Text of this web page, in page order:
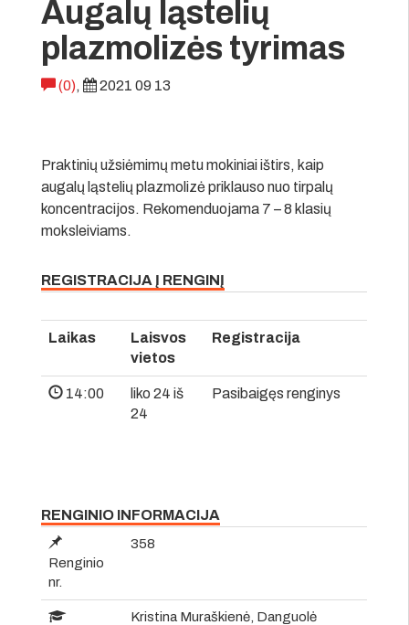
Augalų ląstelių
plazmolizės tyrimas
(0), 2021 09 13
Praktinių užsiėmimų metu mokiniai ištirs, kaip
augalų ląstelių plazmolizė priklauso nuo tirpalų
koncentracijos. Rekomenduojama 7 – 8 klasių
moksleiviams.
REGISTRACIJA Į RENGINĮ
Laikas
Laisvos
vietos
Registracija
14:00
liko 24 iš
24
Pasibaigęs renginys
RENGINIO INFORMACIJA
Renginio
nr.
358
Kristina Muraškienė, Danguolė